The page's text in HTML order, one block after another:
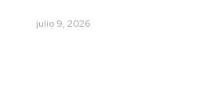
julio 9, 2026